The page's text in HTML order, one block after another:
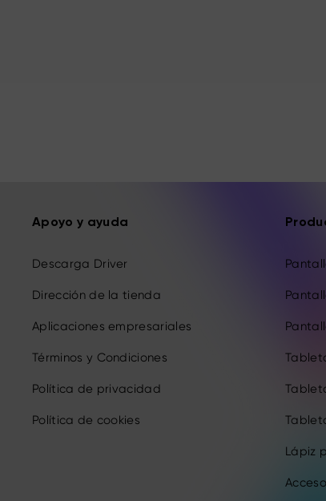
Apoyo y ayuda
Descarga Driver
Dirección de la tienda
Aplicaciones empresariales
Términos y Condiciones
Política de privacidad
Política de cookies
Lápiz